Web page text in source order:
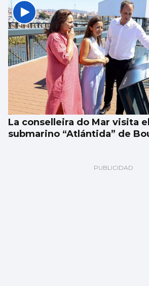
La conselleira do Mar visita
submarino “Atlántida” de